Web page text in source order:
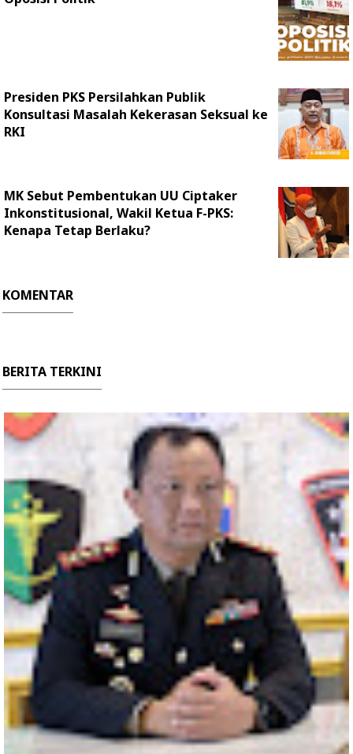
Presiden PKS Persilahkan Publik
Konsultasi Masalah Kekerasan Seksual ke
RKI
MK Sebut Pembentukan UU Ciptaker
Inkonstitusional, Wakil Ketua F-PKS:
Kenapa Tetap Berlaku?
KOMENTAR
BERITA TERKINI